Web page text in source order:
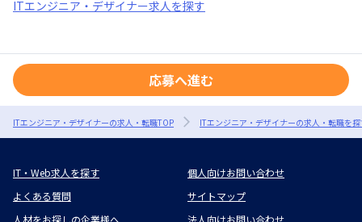
ITエンジニア・デザイナー求人を探す
応募へ進む
ITエンジニア・デザイナーの求人・転職TOP ITエンジニア・デザイナーの求人・転職を
IT・Web求人を探す
個人向けお問い合わせ
よくある質問
サイトマップ
人材をお探しの企業様へ
法人向けお問い合わせ